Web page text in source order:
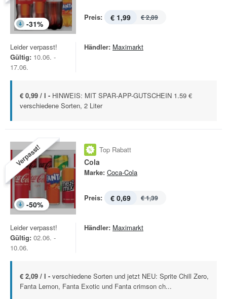
-31%
Preis: € 1,99 € 2,89
Leider verpasst!
Gültig: 10.06. -
17.06.
Händler: Maximarkt
€ 0,99 / l - HINWEIS: MIT SPAR-APP-GUTSCHEIN 1.59 €
verschiedene Sorten, 2 Liter
Verpasst!
-50%
Top Rabatt
Cola
Marke: Coca-Cola
Preis: € 0,69 € 1,39
Leider verpasst!
Gültig: 02.06. -
10.06.
Händler: Maximarkt
€ 2,09 / l - verschiedene Sorten und jetzt NEU: Sprite Chill Zero,
Fanta Lemon, Fanta Exotic und Fanta crimson ch...